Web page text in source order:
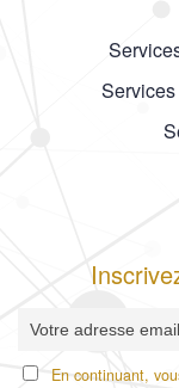
En continuant,